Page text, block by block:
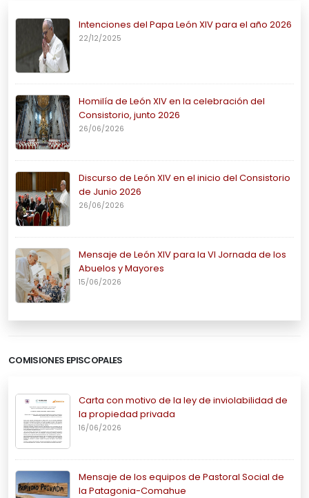
Intenciones del Papa León XIV para el año 2026
22/12/2025
Homilía de León XIV en la celebración del
Consistorio, junto 2026
26/06/2026
Discurso de León XIV en el inicio del Consistorio
de Junio 2026
26/06/2026
Mensaje de León XIV para la VI Jornada de los
Abuelos y Mayores
15/06/2026
COMISIONES EPISCOPALES
Carta con motivo de la ley de inviolabilidad de
la propiedad privada
16/06/2026
Mensaje de los equipos de Pastoral Social de
la Patagonia-Comahue